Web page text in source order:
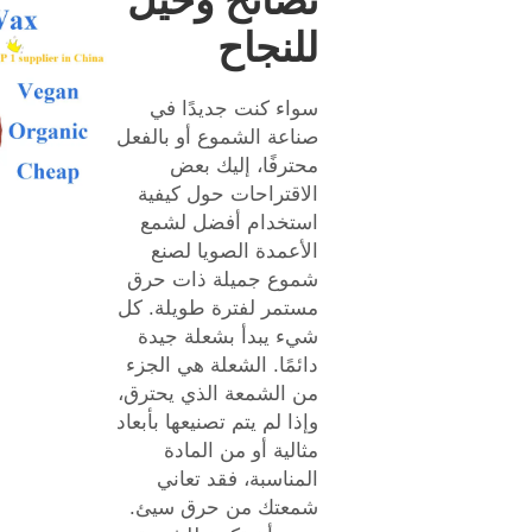
للنجاح
سواء كنت جديدًا في
صناعة الشموع أو بالفعل
محترفًا، إليك بعض
الاقتراحات حول كيفية
استخدام أفضل لشمع
الأعمدة الصويا لصنع
شموع جميلة ذات حرق
مستمر لفترة طويلة. كل
شيء يبدأ بشعلة جيدة
دائمًا. الشعلة هي الجزء
من الشمعة الذي يحترق،
وإذا لم يتم تصنيعها بأبعاد
مثالية أو من المادة
المناسبة، فقد تعاني
شمعتك من حرق سيئ.